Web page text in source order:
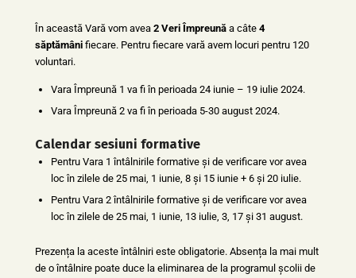
În această Vară vom avea 2 Veri Împreunăa câte 4
săptămâni fiecare. Pentru fiecare vară avem locuri pentru 120
voluntari.
Vara Împreună 1 va fi în perioada 24 iunie – 19 iulie 2024.
Vara Împreună 2 va fi în perioada 5-30 august 2024.
Calendar sesiuni formative
Pentru Vara 1 întâlnirile formative și de verificare vor avea
loc în zilele de 25 mai, 1 iunie, 8 și 15 iunie + 6 și 20 iulie.
Pentru Vara 2 întâlnirile formative și de verificare vor avea
loc în zilele de 25 mai, 1 iunie, 13 iulie, 3, 17 și 31 august.
Prezența la aceste întâlniri este obligatorie. Absența la mai mult
de o întâlnire poate duce la eliminarea de la programul școlii de